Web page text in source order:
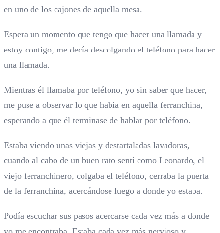
en uno de los cajones de aquella mesa.
Espera un momento que tengo que hacer una llamada y
estoy contigo, me decía descolgando el teléfono para hacer
una llamada.
Mientras él llamaba por teléfono, yo sin saber que hacer,
me puse a observar lo que había en aquella ferranchina,
esperando a que él terminase de hablar por teléfono.
Estaba viendo unas viejas y destartaladas lavadoras,
cuando al cabo de un buen rato sentí como Leonardo, el
viejo ferranchinero, colgaba el teléfono, cerraba la puerta
de la ferranchina, acercándose luego a donde yo estaba.
Podía escuchar sus pasos acercarse cada vez más a donde